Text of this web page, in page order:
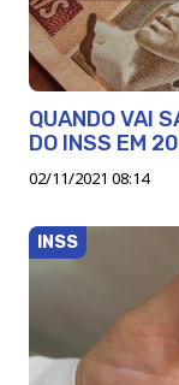
QUANDO VAI
DO INSS EM
02/11/2021 08:14
INSS